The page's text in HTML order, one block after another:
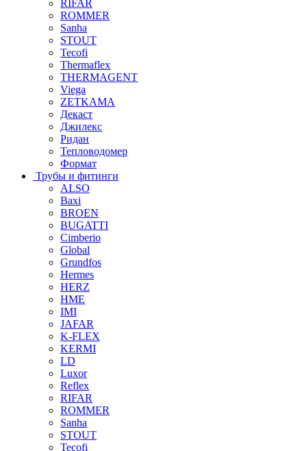
RIFAR
ROMMER
Sanha
STOUT
Tecofi
Thermaflex
THERMAGENT
Viega
ZETKAMA
Декаст
Джилекс
Ридан
Тепловодомер
Формат
Трубы и фитинги
ALSO
Baxi
BROEN
BUGATTI
Cimberio
Global
Grundfos
Hermes
HERZ
HME
IMI
JAFAR
K-FLEX
KERMI
LD
Luxor
Reflex
RIFAR
ROMMER
Sanha
STOUT
Tecofi